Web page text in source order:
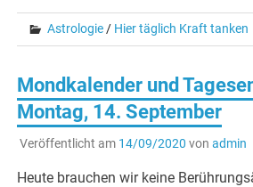
Astrologie / Hier täglich Kraft tanken
Mondkalender und
Montag, 14. September
Veröffentlicht am 14/09/2020 von admin
Heute brauchen wir keine